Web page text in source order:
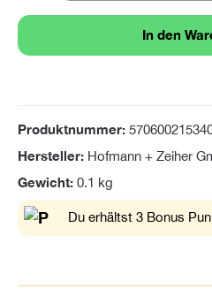
In den
Produktnummer:
Hersteller: Hofmann + Zeiher
Gewicht: 0.1 kg
Du erhältst 3 Bonus